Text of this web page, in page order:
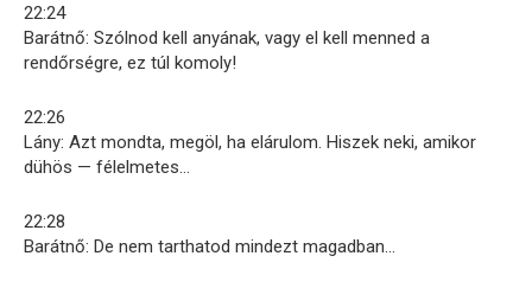
22:24
Barátnő: Szólnod kell anyának, vagy el kell menned a
rendőrségre, ez túl komoly!
22:26
Lány: Azt mondta, megöl, ha elárulom. Hiszek neki, amikor
dühös — félelmetes…
22:28
Barátnő: De nem tarthatod mindezt magadban…